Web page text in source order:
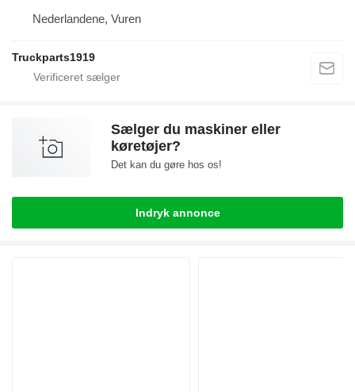
Nederlandene, Vuren
Truckparts1919
Sælger du maskiner eller
køretøjer?
Det kan du gøre hos os!
Indryk annonce